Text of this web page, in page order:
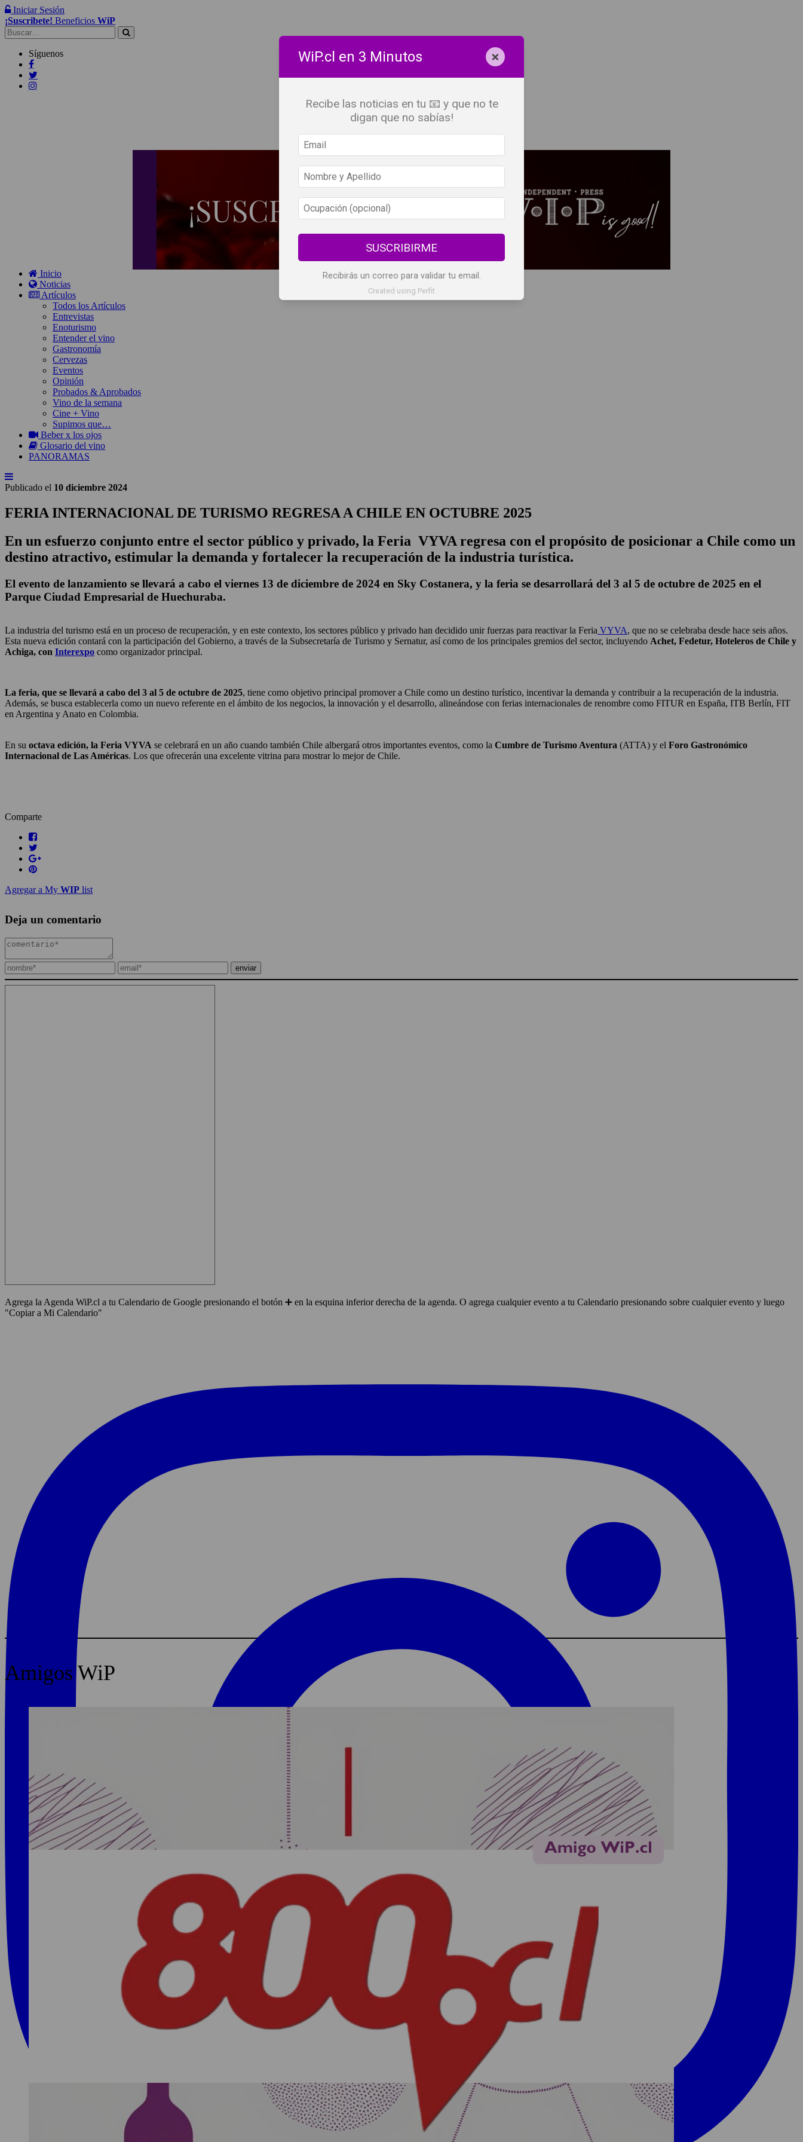
Iniciar Sesión
¡Suscribete! Beneficios WiP
Buscar:
Síguenos
Inicio
Noticias
Artículos
Todos los Artículos
Entrevistas
Enoturismo
Entender el vino
Gastronomía
Cervezas
Eventos
Opinión
Probados & Aprobados
Vino de la semana
Cine + Vino
Supimos que…
Beber x los ojos
Glosario del vino
PANORAMAS
Publicado el 10 diciembre 2024
FERIA INTERNACIONAL DE TURISMO REGRESA A CHILE EN OCTUBRE 2025
En un esfuerzo conjunto entre el sector público y privado, la Feria VYVA regresa con el propósito de posicionar a Chile como un
destino atractivo, estimular la demanda y fortalecer la recuperación de la industria turística.
El evento de lanzamiento se llevará a cabo el viernes 13 de diciembre de 2024 en Sky Costanera, y la feria se desarrollará del 3 al 5 de octubre de 2025 en el
Parque Ciudad Empresarial de Huechuraba.
La industria del turismo está en un proceso de recuperación, y en este contexto, los sectores público y privado han decidido unir fuerzas para reactivar la Feria VYVA, que no se celebraba desde hace seis años.
Esta nueva edición contará con la participación del Gobierno, a través de la Subsecretaría de Turismo y Sernatur, así como de los principales gremios del sector, incluyendo Achet, Fedetur, Hoteleros de Chile y
Achiga, con Interexpo como organizador principal.
La feria, que se llevará a cabo del 3 al 5 de octubre de 2025, tiene como objetivo principal promover a Chile como un destino turístico, incentivar la demanda y contribuir a la recuperación de la industria.
Además, se busca establecerla como un nuevo referente en el ámbito de los negocios, la innovación y el desarrollo, alineándose con ferias internacionales de renombre como FITUR en España, ITB Berlín, FIT
en Argentina y Anato en Colombia.
En su octava edición, la Feria VYVA se celebrará en un año cuando también Chile albergará otros importantes eventos, como la Cumbre de Turismo Aventura (ATTA) y el Foro Gastronómico
Internacional de Las Américas. Los que ofrecerán una excelente vitrina para mostrar lo mejor de Chile.
Comparte
Agregar a My WIP list
Deja un comentario
Agrega la Agenda WiP.cl a tu Calendario de Google presionando el botón ➕ en la esquina inferior derecha de la agenda. O agrega cualquier evento a tu Calendario presionando sobre cualquier evento y luego
"Copiar a Mi Calendario"
Amigos WiP
WiP.cl en 3 Minutos ×
Recibe las noticias en tu 📧 y que no te
digan que no sabías!
SUSCRIBIRME
Recibirás un correo para validar tu email.
Created using Perfit